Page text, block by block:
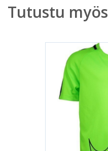
Tutustu myös